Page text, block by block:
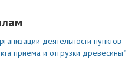
деятельности пунктов
приема и отгрузки древесины"